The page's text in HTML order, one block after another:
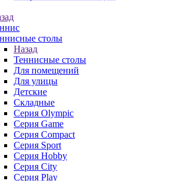
столы
Назад
Теннисные столы
Для помещений
Для улицы
Детские
Складные
Серия Olympic
Серия Game
Серия Compact
Серия Sport
Серия Hobby
Серия City
Серия Play